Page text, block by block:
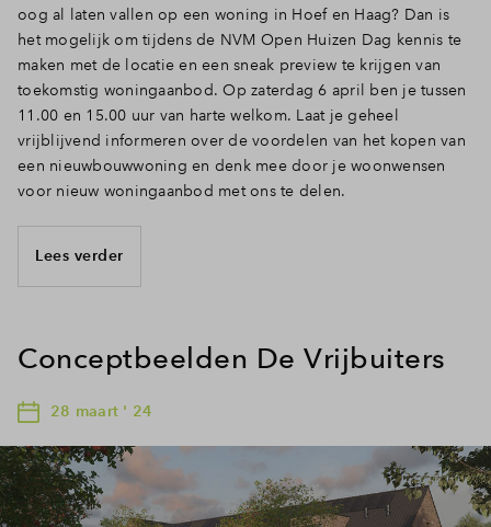
oog al laten vallen op een woning in Hoef en Haag? Dan is
het mogelijk om tijdens de NVM Open Huizen Dag kennis te
maken met de locatie en een sneak preview te krijgen van
toekomstig woningaanbod. Op zaterdag 6 april ben je tussen
11.00 en 15.00 uur van harte welkom. Laat je geheel
vrijblijvend informeren over de voordelen van het kopen van
een nieuwbouwwoning en denk mee door je woonwensen
voor nieuw woningaanbod met ons te delen.
Lees verder
Conceptbeelden De Vrijbuiters
28 maart ' 24